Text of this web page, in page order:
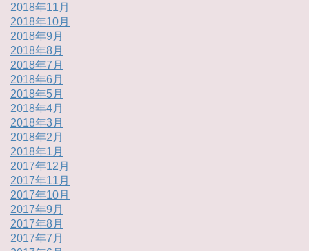
2018年11月
2018年10月
2018年9月
2018年8月
2018年7月
2018年6月
2018年5月
2018年4月
2018年3月
2018年2月
2018年1月
2017年12月
2017年11月
2017年10月
2017年9月
2017年8月
2017年7月